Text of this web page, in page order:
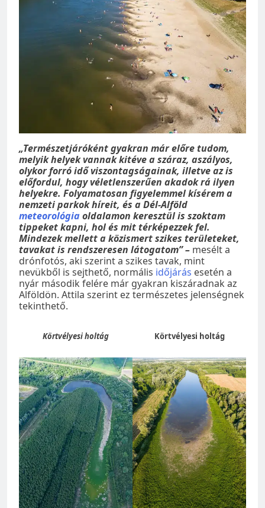
„Természetjáróként gyakran már előre tudom,
melyik helyek vannak kitéve a száraz, aszályos,
olykor forró idő viszontagságainak, illetve az is
előfordul, hogy véletlenszerűen akadok rá ilyen
helyekre. Folyamatosan figyelemmel kísérem a
nemzeti parkok híreit, és a Dél-Alföld
meteorológiaoldalamon keresztül is szoktam
tippeket kapni, hol és mit térképezzek fel.
Mindezek mellett a közismert szikes területeket,
tavakat is rendszeresen látogatom” – mesélt a
drónfotós, aki szerint a szikes tavak, mint
nevükből is sejthető, normális időjárás esetén a
nyár második felére már gyakran kiszáradnak az
Alföldön. Attila szerint ez természetes jelenségnek
tekinthető.
Körtvélyesi holtág Körtvélyesi holtág